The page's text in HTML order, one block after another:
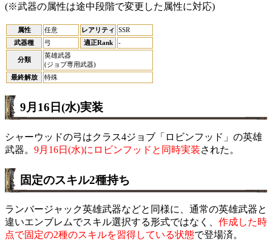
(※武器の属性は途中段階で変更した属性に対応)
属性 任意 レアリティ SSR
武器種
弓 適正Rank -
分類
英雄武器
(ジョブ専用武器)
最終解放
特殊
9月16日(水)実装
シャーウッドの弓はクラス4ジョブ「ロビンフッド」の英雄
武器。 9月16日(水)にロビンフッドと同時実装された。
固定のスキル2種持ち
ランバージャック英雄武器などと同様に、通常の英雄武器と
違いエンブレムでスキル選択する形式ではなく、 作成した時
点で固定の2種のスキルを習得している状態で登場済。